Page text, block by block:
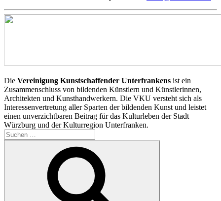
Die Vereinigung Kunstschaffender Unterfrankens ist ein
Zusammenschluss von bildenden Künstlern und Künstlerinnen,
Architekten und Kunsthandwerkern. Die VKU versteht sich als
Interessenvertretung aller Sparten der bildenden Kunst und leistet
einen unverzichtbaren Beitrag für das Kulturleben der Stadt
Würzburg und der Kulturregion Unterfranken.
Suchen
nach: